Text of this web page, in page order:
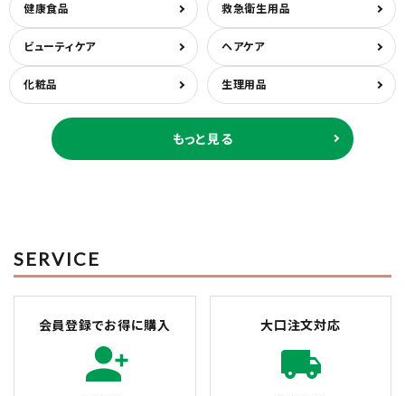
健康食品 救急衛生用品
ビューティケア ヘアケア
化粧品 生理用品
もっと見る
SERVICE
会員登録でお得に購入 大口注文対応